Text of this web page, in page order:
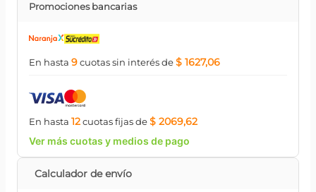
Promociones bancarias
En hasta 9cuotassin interésde$ 1627,06
En hasta 12cuotasfijasde$ 2069,62
Ver más cuotas y medios de pago